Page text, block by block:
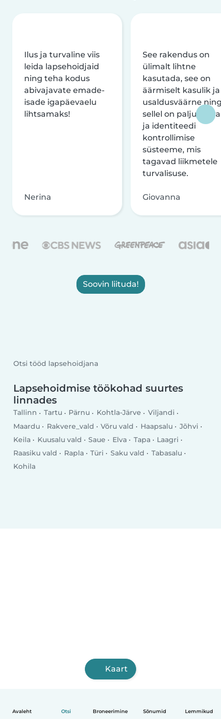
Avaleht Otsi Broneerimine Sõnumid Lemmikud
Ilus ja turvaline viis
leida lapsehoidjaid
ning teha kodus
abivajavate emade-
isade igapäevaelu
lihtsamaks!
Nerina
See rakendus on
ülimalt lihtne
kasutada, see on
äärmiselt kasulik ja
usaldusväärne
sellel on palju
ja identiteedi
kontrollimise
süsteeme, mis
tagavad liikmetele
turvalisuse.
Giovanna
Soovin liituda!
Otsi tööd lapsehoidjana
Lapsehoidmise töökohad suurtes
linnades
Tallinn Tartu Pärnu Kohtla-Järve
Viljandi
Maardu
Rakvere_vald Võru vald Haapsalu
Jõhvi
Keila
Kuusalu vald Saue Elva Tapa
Laagri
Raasiku vald
Rapla Türi Saku vald
Tabasalu
Kohila
Kaart